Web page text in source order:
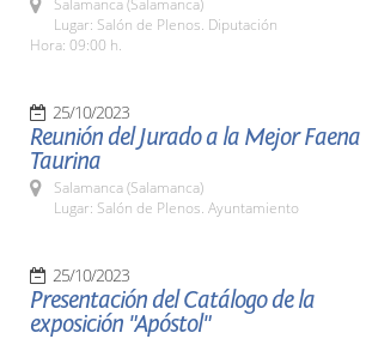
Salamanca (Salamanca)
Lugar: Salón de Plenos. Diputación
Hora: 09:00 h.
25/10/2023
Reunión del Jurado a la Mejor Faena
Taurina
Salamanca (Salamanca)
Lugar: Salón de Plenos. Ayuntamiento
25/10/2023
Presentación del Catálogo de la
exposición "Apóstol"